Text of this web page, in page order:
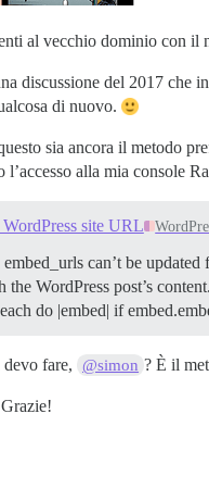
al vecchio dominio con il
discussione del 2017 che
di nuovo.
sia ancora il metodo
alla mia console
site URL
can’t be
the WordPress post’s
do |embed| if
fare, @simon ? È il